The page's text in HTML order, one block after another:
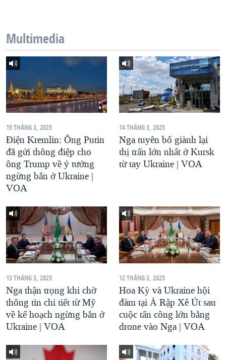
Multimedia
15 THÁNG 3, 2025
Điện Kremlin: Ông Putin
đã gửi thông điệp cho
ông Trump về ý tưởng
ngừng bắn ở Ukraine |
VOA
14 THÁNG 3, 2025
Nga tuyên bố giành lại
thị trấn lớn nhất ở Kursk
từ tay Ukraine | VOA
13 THÁNG 3, 2025
Nga thận trọng khi chờ
thông tin chi tiết từ Mỹ
về kế hoạch ngừng bắn ở
Ukraine | VOA
12 THÁNG 3, 2025
Hoa Kỳ và Ukraine hội
đàm tại Ả Rập Xê Út sau
cuộc tấn công lớn bằng
drone vào Nga | VOA